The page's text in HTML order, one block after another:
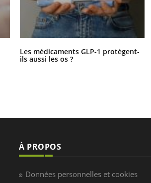
Les médicaments GLP-1 protègent-
ils aussi les os ?
À PROPOS
Données personnelles et cookies